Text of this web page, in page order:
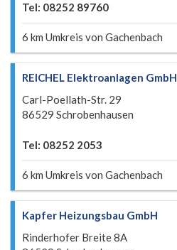
Tel: 08252 89760
6 km Umkreis von Gachenbach
REICHEL Elektroanlagen GmbH
Carl-Poellath-Str. 29
86529 Schrobenhausen
Tel: 08252 2053
6 km Umkreis von Gachenbach
Kapfer Heizungsbau GmbH
Rinderhofer Breite 8A